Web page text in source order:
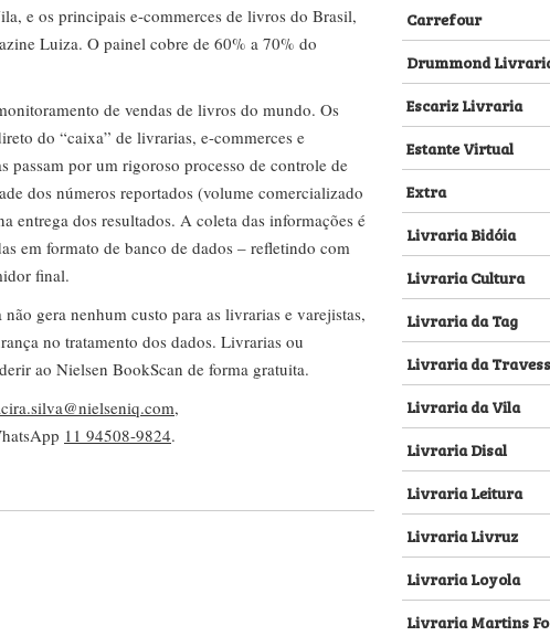
e os principais e-commerces de livros do Brasil,
Luiza. O painel cobre de 60% a 70% do
de vendas de livros do mundo. Os
do “caixa” de livrarias, e-commerces e
passam por um rigoroso processo de controle de
dos números reportados (volume comercializado
entrega dos resultados. A coleta das informações é
em formato de banco de dados – refletindo com
final.
gera nenhum custo para as livrarias e varejistas,
no tratamento dos dados. Livrarias ou
ao Nielsen BookScan de forma gratuita.
,
11 94508-9824.
Carrefour
Drummond
Escariz Livraria
Estante Virtual
Extra
Livraria Bidóia
Livraria Cultura
Livraria da Tag
Livraria da
Livraria da Vila
Livraria Disal
Livraria Leitura
Livraria Livruz
Livraria Loyola
Livraria Martins